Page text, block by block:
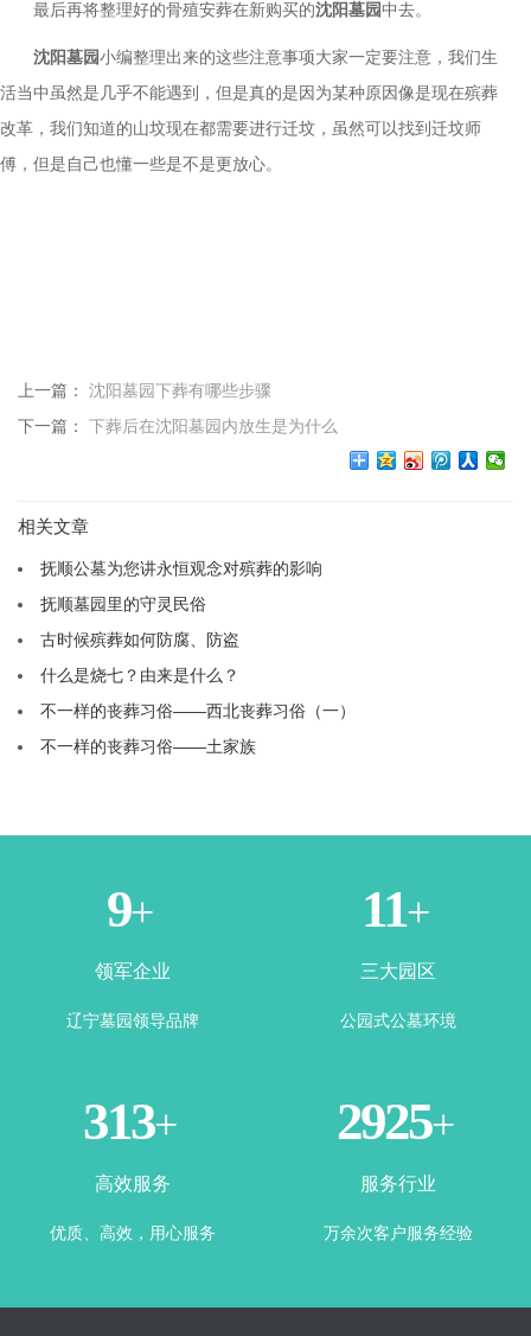
最后再将整理好的骨殖安葬在新购买的沈阳墓园中去。
沈阳墓园小编整理出来的这些注意事项大家一定要注意，我们生
活当中虽然是几乎不能遇到，但是真的是因为某种原因像是现在殡葬
改革，我们知道的山坟现在都需要进行迁坟，虽然可以找到迁坟师
傅，但是自己也懂一些是不是更放心。
上一篇： 沈阳墓园下葬有哪些步骤
下一篇： 下葬后在沈阳墓园内放生是为什么
相关文章
抚顺公墓为您讲永恒观念对殡葬的影响
抚顺墓园里的守灵民俗
古时候殡葬如何防腐、防盗
什么是烧七？由来是什么？
不一样的丧葬习俗——西北丧葬习俗（一）
不一样的丧葬习俗——土家族
3+
领军企业
辽宁墓园领导品牌
5+
三大园区
公园式公墓环境
349+
高效服务
优质、高效，用心服务
3328+
服务行业
万余次客户服务经验